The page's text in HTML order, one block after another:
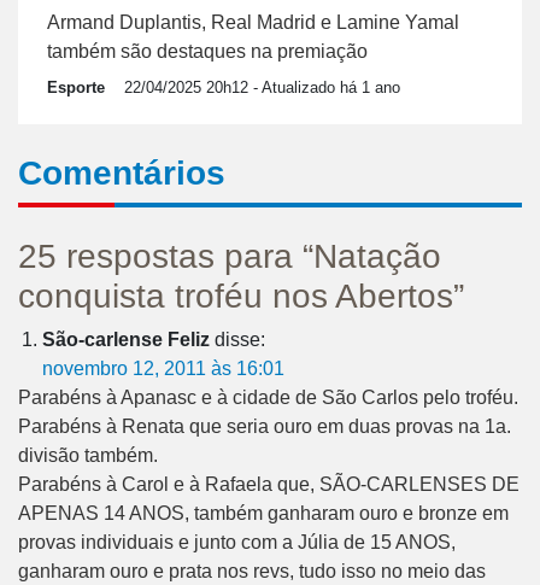
Armand Duplantis, Real Madrid e Lamine Yamal
também são destaques na premiação
Esporte 22/04/2025 20h12 - Atualizado há 1 ano
Comentários
25 respostas para “Natação
conquista troféu nos Abertos”
São-carlense Feliz disse:
novembro 12, 2011 às 16:01
Parabéns à Apanasc e à cidade de São Carlos pelo troféu.
Parabéns à Renata que seria ouro em duas provas na 1a.
divisão também.
Parabéns à Carol e à Rafaela que, SÃO-CARLENSES DE
APENAS 14 ANOS, também ganharam ouro e bronze em
provas individuais e junto com a Júlia de 15 ANOS,
ganharam ouro e prata nos revs, tudo isso no meio das